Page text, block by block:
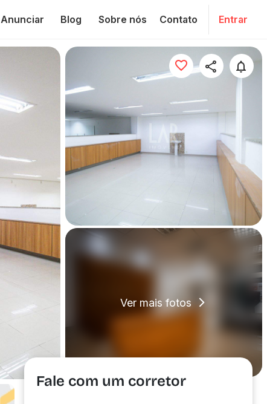
Anunciar Blog Sobre nós Contato Entrar
Ver mais fotos
Fale com um corretor